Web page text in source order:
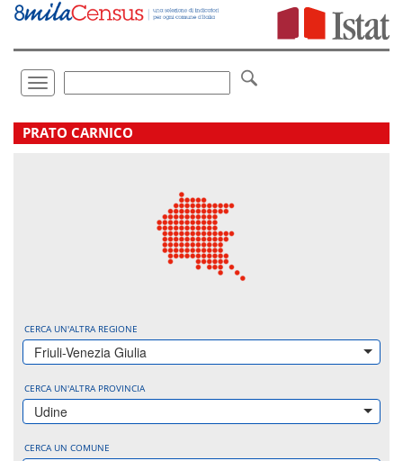
Vai
direttamente
Toggle
navigation
.
PRATO CARNICO
CERCA UN'ALTRA REGIONE
Friuli-Venezia Giulia
CERCA UN'ALTRA PROVINCIA
Udine
CERCA UN COMUNE